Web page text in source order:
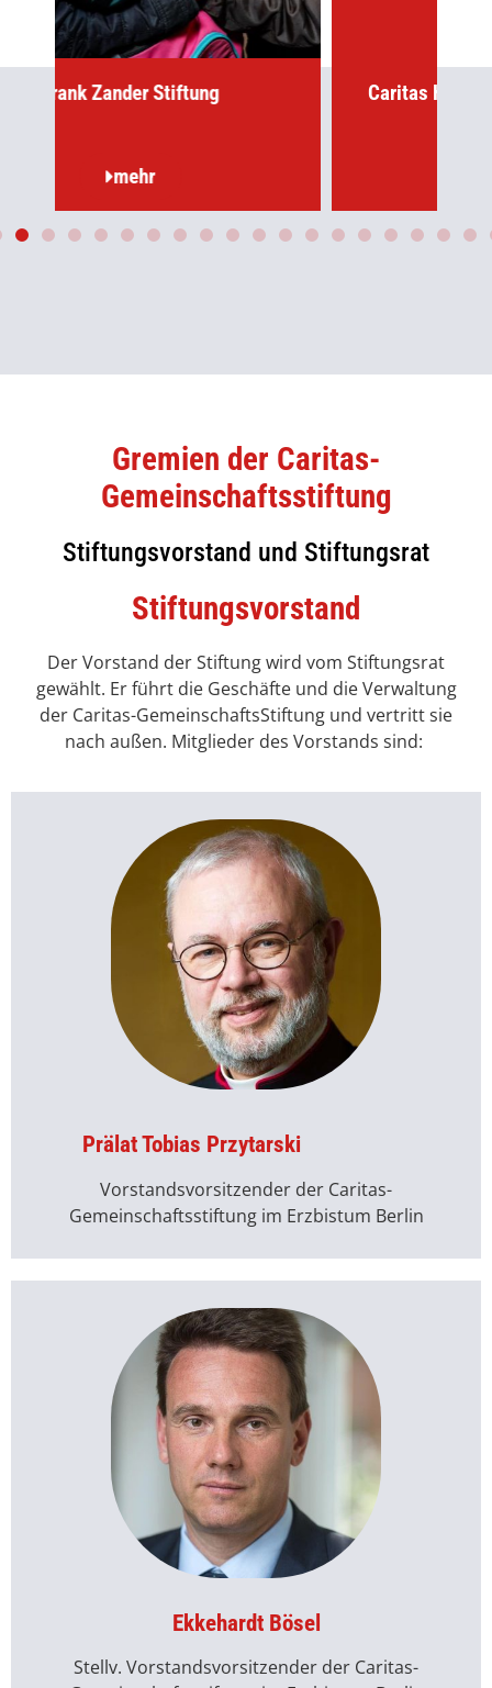
Caritas Hospiz-Stiftung im Erzbistum
Gremien der Caritas-
Gemeinschaftsstiftung
Stiftungsvorstand und Stiftungsrat
Stiftungsvorstand
Der Vorstand der Stiftung wird vom Stiftungsrat
gewählt. Er führt die Geschäfte und die Verwaltung
der Caritas-GemeinschaftsStiftung und vertritt sie
nach außen. Mitglieder des Vorstands sind:
Prälat Tobias Przytarski
Vorstandsvorsitzender der Caritas-
Gemeinschaftsstiftung im Erzbistum Berlin
Ekkehardt Bösel​
Stellv. Vorstandsvorsitzender der Caritas-